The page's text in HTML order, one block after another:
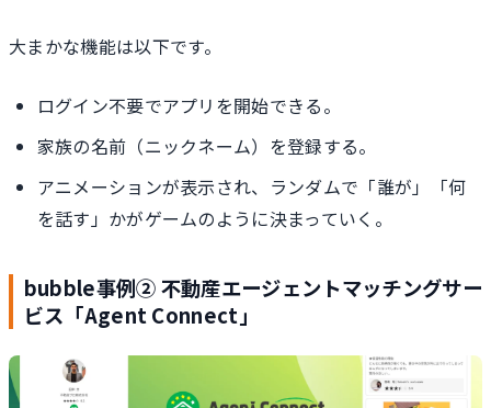
大まかな機能は以下です。
ログイン不要でアプリを開始できる。
家族の名前（ニックネーム）を登録する。
アニメーションが表示され、ランダムで「誰が」「何
を話す」かがゲームのように決まっていく。
bubble事例② 不動産エージェントマッチングサー
ビス「Agent Connect」